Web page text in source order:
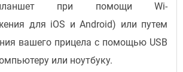
планшет при помощи Wi-
для iOS и Android) или путем
вашего прицела с помощью USB
или ноутбуку.